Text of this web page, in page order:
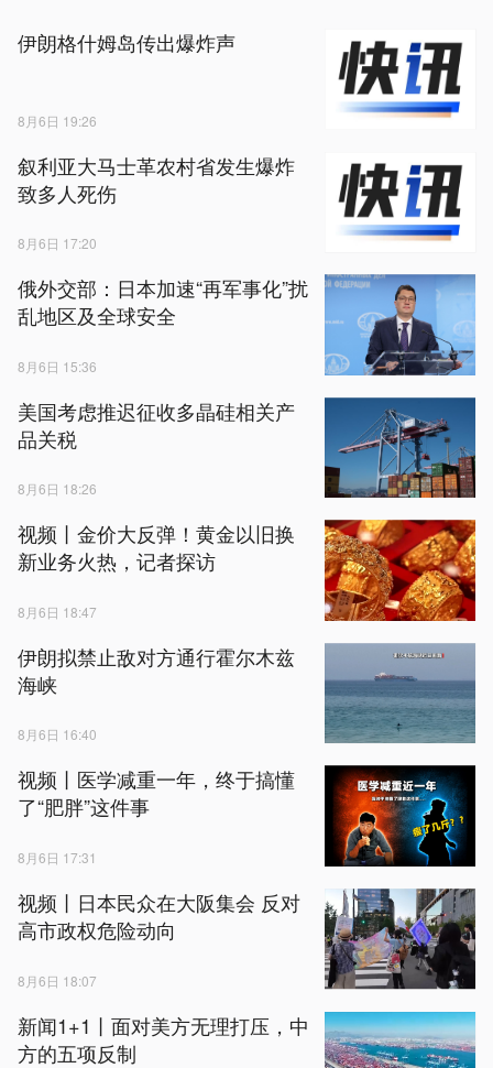
伊朗格什姆岛传出爆炸声
8月6日 19:26
叙利亚大马士革农村省发生爆炸
致多人死伤
8月6日 17:20
俄外交部：日本加速“再军事化”扰
乱地区及全球安全
8月6日 15:36
美国考虑推迟征收多晶硅相关产
品关税
8月6日 18:26
视频丨金价大反弹！黄金以旧换
新业务火热，记者探访
8月6日 18:47
伊朗拟禁止敌对方通行霍尔木兹
海峡
8月6日 16:40
视频丨医学减重一年，终于搞懂
了“肥胖”这件事
8月6日 17:31
视频丨日本民众在大阪集会 反对
高市政权危险动向
8月6日 18:07
新闻1+1丨面对美方无理打压，中
方的五项反制